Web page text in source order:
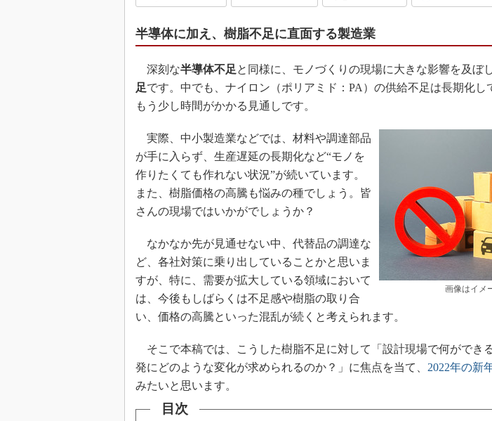
製造業ビッグデータ
グローバル設計・開発
制御セキュリティ
新型コロナへの対応
半導体に加え、樹脂不足に直面する製造業
深刻な半導体不足 と同様に、モノづくりの現場に大きな影響を及ぼ
足です。中でも、ナイロン（ポリアミド：PA）の供給不足は長期化し
もう少し時間がかかる見通しです。
画像はイメ
実際、中小製造業などでは、材料や調達部品
が手に入らず、生産遅延の長期化など“モノを
作りたくても作れない状況”が続いています。
また、樹脂価格の高騰も悩みの種でしょう。皆
さんの現場ではいかがでしょうか？
なかなか先が見通せない中、代替品の調達な
ど、各社対策に乗り出していることかと思いま
すが、特に、需要が拡大している領域において
は、今後もしばらくは不足感や樹脂の取り合
い、価格の高騰といった混乱が続くと考えられます。
そこで本稿では、こうした樹脂不足に対して「設計現場で何ができ
発にどのような変化が求められるのか？」に焦点を当て、 2022年の新
みたいと思います。
目次